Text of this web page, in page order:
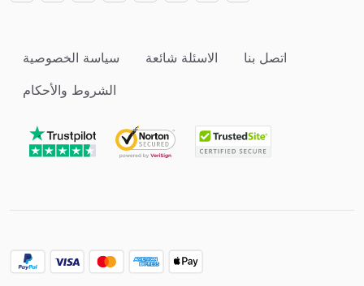
سياسة الخصوصية الاسئلة شائعة
اتصل بنا
الشروط والأحكام